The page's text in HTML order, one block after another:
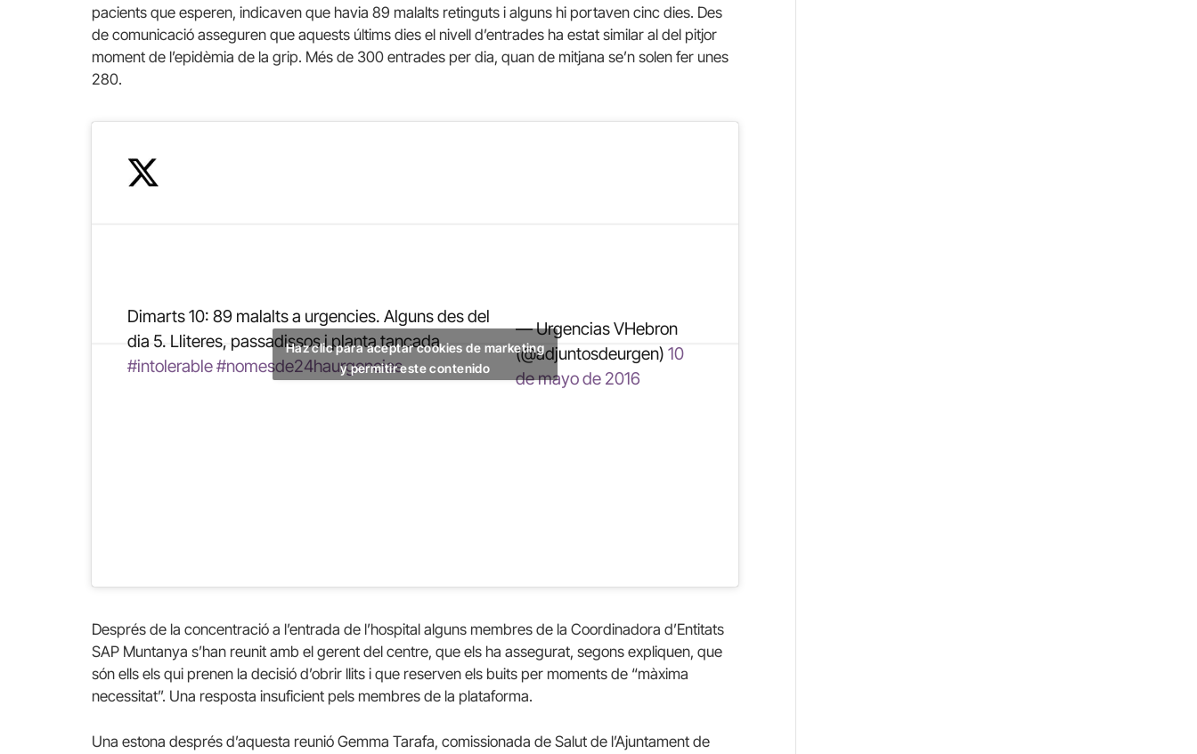
pacients que esperen, indicaven que havia 89 malalts retinguts i alguns hi portaven cinc dies. Des
de comunicació asseguren que aquests últims dies el nivell d’entrades ha estat similar al del pitjor
moment de l’epidèmia de la grip. Més de 300 entrades per dia, quan de mitjana se’n solen fer unes
280.
Dimarts 10: 89 malalts a urgencies. Alguns des del
dia 5. Lliteres, passadissos i planta tancada
#intolerable#nomesde24haurgencies
— Urgencias VHebron
(@adjuntosdeurgen) 10
de mayo de 2016
Haz clic para aceptar cookies de marketing
y permitir este contenido
Després de la concentració a l’entrada de l’hospital alguns membres de la Coordinadora d’Entitats
SAP Muntanya s’han reunit amb el gerent del centre, que els ha assegurat, segons expliquen, que
són ells els qui prenen la decisió d’obrir llits i que reserven els buits per moments de “màxima
necessitat”. Una resposta insuficient pels membres de la plataforma.
Una estona després d’aquesta reunió Gemma Tarafa, comissionada de Salut de l’Ajuntament de